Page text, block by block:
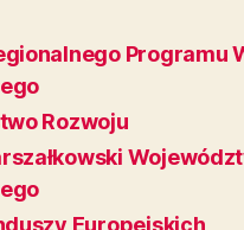
Programu
Rozwoju
Europejskich